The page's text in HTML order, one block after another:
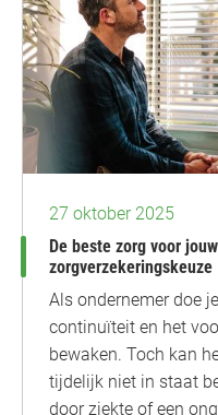
27 oktober 2025
De beste zorg voor
zorgverzekeringskeuze
Als ondernemer doe
continuïteit en het
bewaken. Toch kan
tijdelijk niet in staat
door ziekte of een